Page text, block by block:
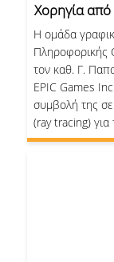
Χορηγία από
Η ομάδα
Πληροφορικής
τον καθ. Γ.
EPIC Games
συμβολή της σε
(ray tracing) για